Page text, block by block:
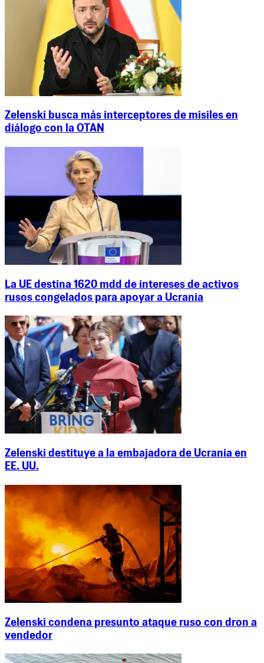
Zelenski busca más interceptores de misiles en
diálogo con la OTAN
La UE destina 1620 mdd de intereses de activos
rusos congelados para apoyar a Ucrania
Zelenski destituye a la embajadora de Ucrania en
EE. UU.
Zelenski condena presunto ataque ruso con dron a
vendedor